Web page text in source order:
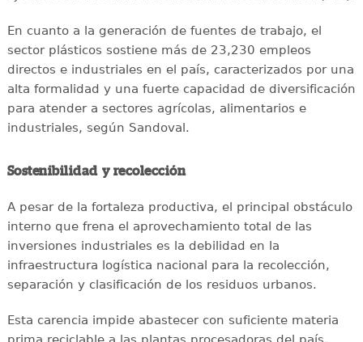
En cuanto a la generación de fuentes de trabajo, el
sector plásticos sostiene más de 23,230 empleos
directos e industriales en el país, caracterizados por una
alta formalidad y una fuerte capacidad de diversificación
para atender a sectores agrícolas, alimentarios e
industriales, según Sandoval.
Sostenibilidad y recolección
A pesar de la fortaleza productiva, el principal obstáculo
interno que frena el aprovechamiento total de las
inversiones industriales es la debilidad en la
infraestructura logística nacional para la recolección,
separación y clasificación de los residuos urbanos.
Esta carencia impide abastecer con suficiente materia